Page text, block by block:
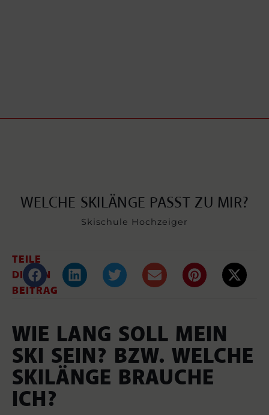
WELCHE SKILÄNGE PASST ZU MIR?
Skischule Hochzeiger
TEILE
DIESEN
BEITRAG
WIE LANG SOLL MEIN
SKI SEIN? BZW. WELCHE
SKILÄNGE BRAUCHE
ICH?